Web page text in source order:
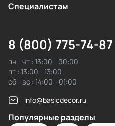
Cпециалистам
8 (800) 775-74-87
пн - чт : 13:00 - 00:00
пт : 13:00 - 13:00
сб - вс : 14:00 - 01:00
info@basicdecor.ru
Популярные разделы